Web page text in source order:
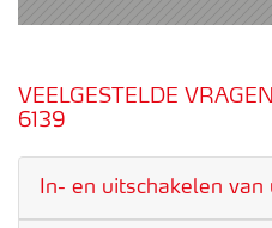
VEELGESTELDE
6139
In- en uitschakelen